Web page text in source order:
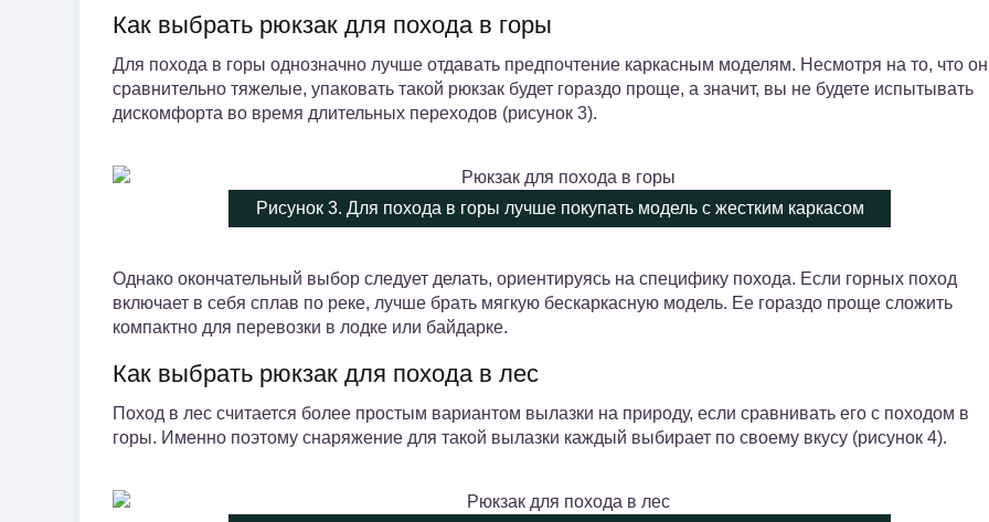
Как выбрать рюкзак для похода в горы
Для похода в горы однозначно лучше отдавать предпочтение каркасным моделям. Несмотря на то, что
сравнительно тяжелые, упаковать такой рюкзак будет гораздо проще, а значит, вы не будете испытывать
дискомфорта во время длительных переходов (рисунок 3).
Рисунок 3. Для похода в горы лучше покупать модель с жестким каркасом
Однако окончательный выбор следует делать, ориентируясь на специфику похода. Если горных поход
включает в себя сплав по реке, лучше брать мягкую бескаркасную модель. Ее гораздо проще сложить
компактно для перевозки в лодке или байдарке.
Как выбрать рюкзак для похода в лес
Поход в лес считается более простым вариантом вылазки на природу, если сравнивать его с походом в
горы. Именно поэтому снаряжение для такой вылазки каждый выбирает по своему вкусу (рисунок 4).